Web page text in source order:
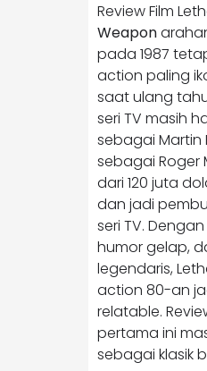
Review Film
Weapon
pada 1987
action paling
saat ulang
seri TV masih
sebagai Martin
sebagai Roger
dari 120 juta
dan jadi
seri TV.
humor gelap,
legendaris,
action 80-an
relatable.
pertama ini
sebagai klasik